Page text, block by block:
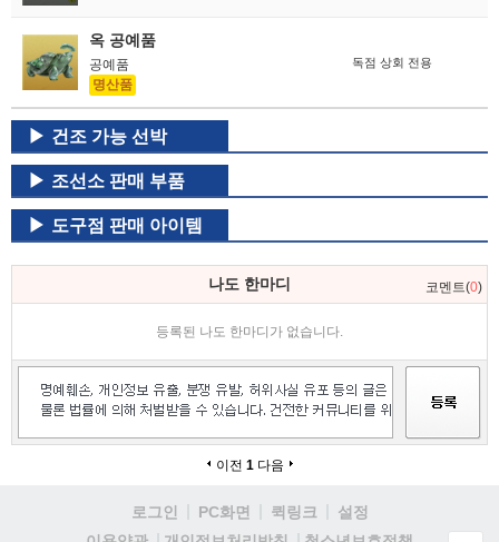
옥 공예품
공예품
명산품
독점 상회 전용
건조 가능 선박
도구점 판매 아이템
조선소 판매 부품
나도 한마디 코멘트(0)
등록된 나도 한마디가 없습니다.
이전 1 다음
로그인 PC화면 퀵링크
설정